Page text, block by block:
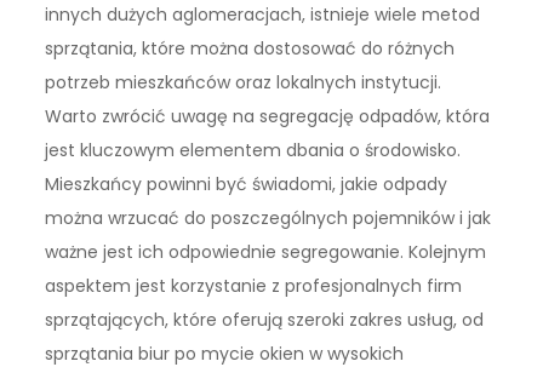
innych dużych aglomeracjach, istnieje wiele metod
sprzątania, które można dostosować do różnych
potrzeb mieszkańców oraz lokalnych instytucji.
Warto zwrócić uwagę na segregację odpadów, która
jest kluczowym elementem dbania o środowisko.
Mieszkańcy powinni być świadomi, jakie odpady
można wrzucać do poszczególnych pojemników i jak
ważne jest ich odpowiednie segregowanie. Kolejnym
aspektem jest korzystanie z profesjonalnych firm
sprzątających, które oferują szeroki zakres usług, od
sprzątania biur po mycie okien w wysokich